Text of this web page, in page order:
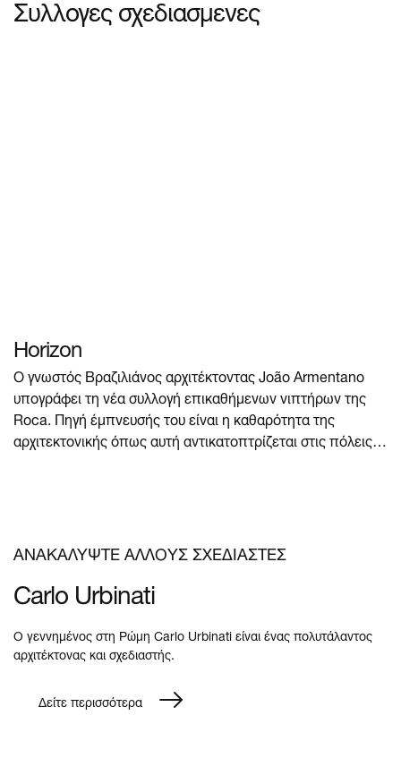
Horizon
Ο γνωστός Βραζιλιάνος αρχιτέκτοντας João Armentano
υπογράφει τη νέα συλλογή επικαθήμενων νιπτήρων της
Roca. Πηγή έμπνευσής του είναι η καθαρότητα της
αρχιτεκτονικής όπως αυτή αντικατοπτρίζεται στις πόλεις,
Skyline 80 ήδη απέσπασαν το βραβείο Red Dot Design
Award στην κατηγορία Product Design.
ΑΝΑΚΑΛΥΨΤΕ ΑΛΛΟΥΣ ΣΧΕΔΙΑΣΤΕΣ
Carlo Urbinati
Ο γεννημένος στη Ρώμη Carlo Urbinati είναι ένας πολυτάλαντος
αρχιτέκτονας και σχεδιαστής.
Δείτε περισσότερα